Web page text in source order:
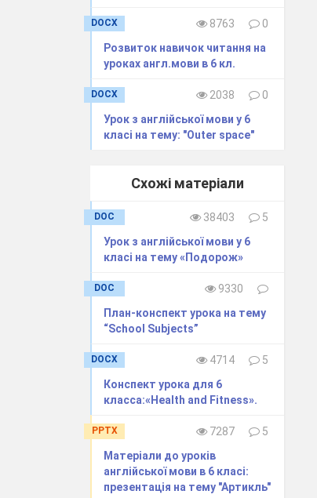
DOCX 8763
0
Розвиток навичок читання на
уроках англ.мови в 6 кл.
DOCX 2038
0
Урок з англійської мови у 6
класі на тему: "Outer space"
Схожі матеріали
DOC 38403
5
Урок з англійської мови у 6
класі на тему «Подорож»
DOC
9330
План-конспект урока на тему
“School Subjects”
DOCX 4714
5
Конспект урока для 6
класса:«Health and Fitness».
PPTX 7287
5
Матеріали до уроків
англійської мови в 6 класі:
презентація на тему "Артикль"